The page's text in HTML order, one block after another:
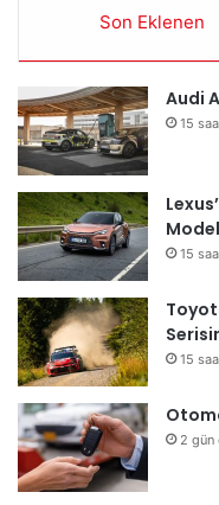
Son Eklenen
Audi
15
15
15
2 gün